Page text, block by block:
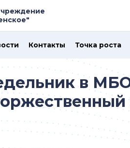
Контакты Точка роста
в